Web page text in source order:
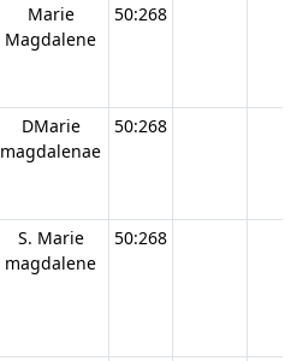
Marie
Magdalene
50:268
DMarie
magdalenae
50:268
S. Marie
magdalene
50:268